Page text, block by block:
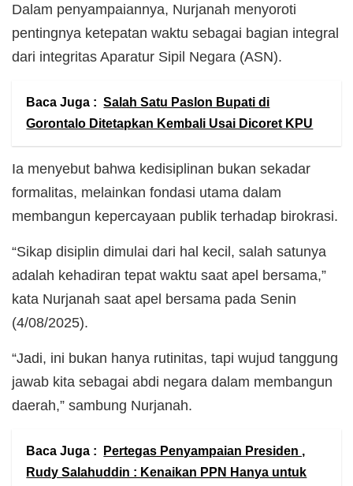
Dalam penyampaiannya, Nurjanah menyoroti
pentingnya ketepatan waktu sebagai bagian integral
dari integritas Aparatur Sipil Negara (ASN).
Baca Juga : Salah Satu Paslon Bupati di
Gorontalo Ditetapkan Kembali Usai Dicoret KPU
Ia menyebut bahwa kedisiplinan bukan sekadar
formalitas, melainkan fondasi utama dalam
membangun kepercayaan publik terhadap birokrasi.
“Sikap disiplin dimulai dari hal kecil, salah satunya
adalah kehadiran tepat waktu saat apel bersama,”
kata Nurjanah saat apel bersama pada Senin
(4/08/2025).
“Jadi, ini bukan hanya rutinitas, tapi wujud tanggung
jawab kita sebagai abdi negara dalam membangun
daerah,” sambung Nurjanah.
Baca Juga :
Pertegas Penyampaian Presiden ,
Rudy Salahuddin : Kenaikan PPN Hanya untuk